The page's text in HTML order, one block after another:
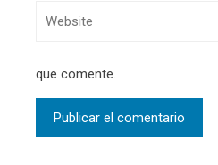
que comente.